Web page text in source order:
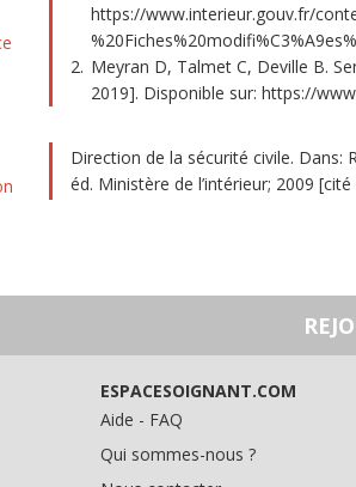
https://www.interieur.gouv.fr/
Meyran D, Talmet C, Deville B.
2019]. Disponible sur: https://
Direction de la sécurité civile. Dans:
éd. Ministère de l’intérieur; 2009
ESPACESOIGNANT.COM
Aide - FAQ
Qui sommes-nous ?